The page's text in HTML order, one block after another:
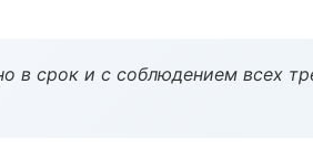
в срок и с соблюдением всех